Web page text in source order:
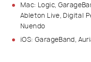
Mac: Logic,
Ableton Live, Digital
Nuendo
iOS: GarageBand,